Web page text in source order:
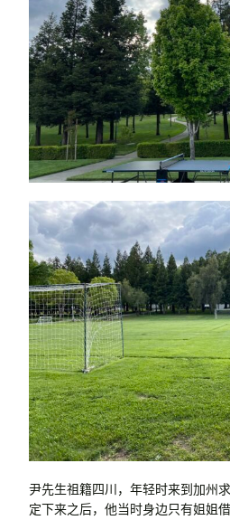
尹先生祖籍四川，年轻时来到加州
定下来之后，他当时身边只有姐姐